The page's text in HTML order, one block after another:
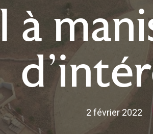
à
2 février 2022